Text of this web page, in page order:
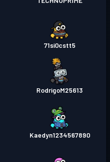
71si0cstt5
RodrigoM25613
Kaedyn1234567890